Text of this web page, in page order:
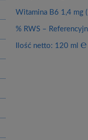
Witamina B6 1,4 mg
% RWS –
Ilość netto: 120 ml ℮